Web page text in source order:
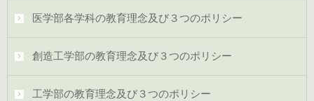
医学部各学科の教育理念及び３つのポリシー
創造工学部の教育理念及び３つのポリシー
工学部の教育理念及び３つのポリシー